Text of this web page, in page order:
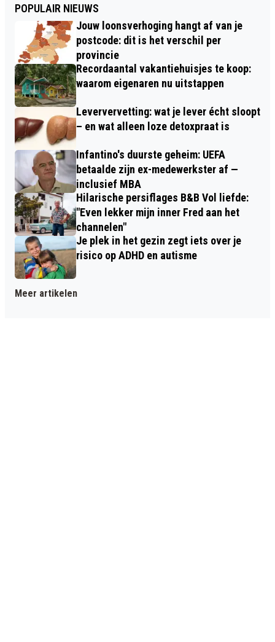
POPULAIR NIEUWS
Jouw loonsverhoging hangt af van je
postcode: dit is het verschil per
provincie
Recordaantal vakantiehuisjes te koop:
waarom eigenaren nu uitstappen
Leververvetting: wat je lever écht sloopt
– en wat alleen loze detoxpraat is
Infantino's duurste geheim: UEFA
betaalde zijn ex-medewerkster af —
inclusief MBA
Hilarische persiflages B&B Vol liefde:
"Even lekker mijn inner Fred aan het
channelen"
Je plek in het gezin zegt iets over je
risico op ADHD en autisme
Meer artikelen